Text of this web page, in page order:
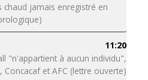
chaud jamais enregistré en
11:20
"n'appartient à aucun individu",
Concacaf et AFC (lettre ouverte)